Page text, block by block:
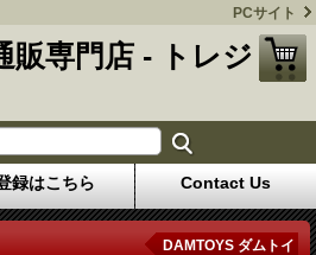
PCサイト
販専門店 - トレジ
録はこちら Contact Us
DAMTOYS ダムトイ